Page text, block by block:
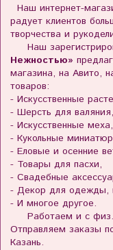
Наш интернет-
радует клиентов
творчества и
Наш
Нежностью»
магазина, на Авито,
товаров:
- Искусственные
- Шерсть для валяния,
- Искусственные меха,
- Кукольные
- Еловые и осенние
- Товары для пасхи,
- Свадебные
- Декор для одежды,
- И многое другое.
Работаем и с
Отправляем заказы
Казань.